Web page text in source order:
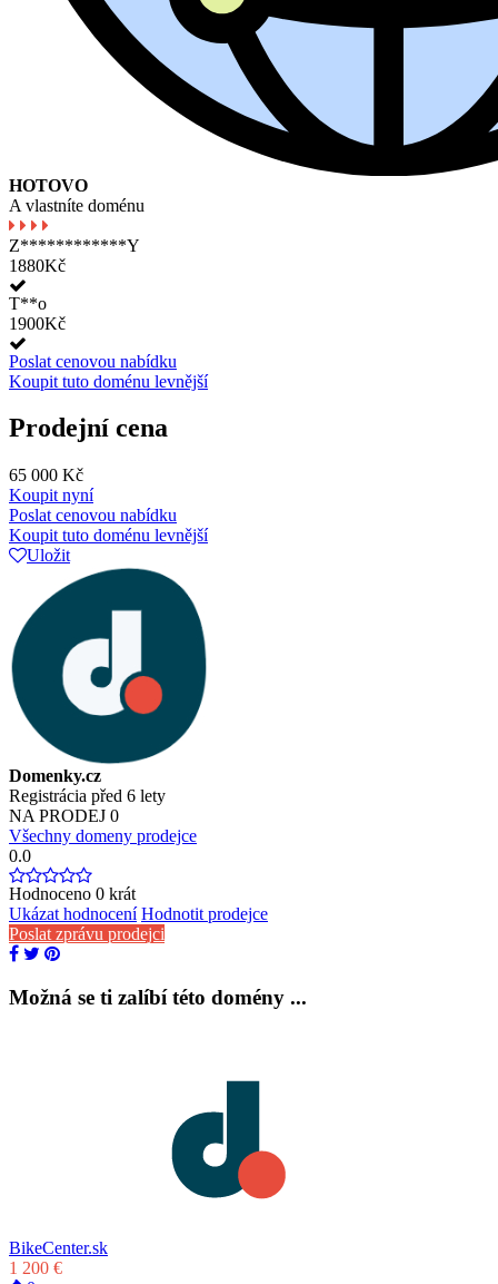
HOTOVO
A vlastníte doménu
Z************Y
1880Kč
T**o
1900Kč
Poslat cenovou nabídku
Koupit tuto doménu levnější
Prodejní cena
65 000 Kč
Koupit nyní
Poslat cenovou nabídku
Koupit tuto doménu levnější
Uložit
Domenky.cz
Registrácia před 6 lety
NA PRODEJ 0
Všechny domeny prodejce
0.0
Hodnoceno 0 krát
Ukázat hodnocení Hodnotit prodejce
Poslat zprávu prodejci
Možná se ti zalíbí této domény ...
BikeCenter.sk
1 200 €